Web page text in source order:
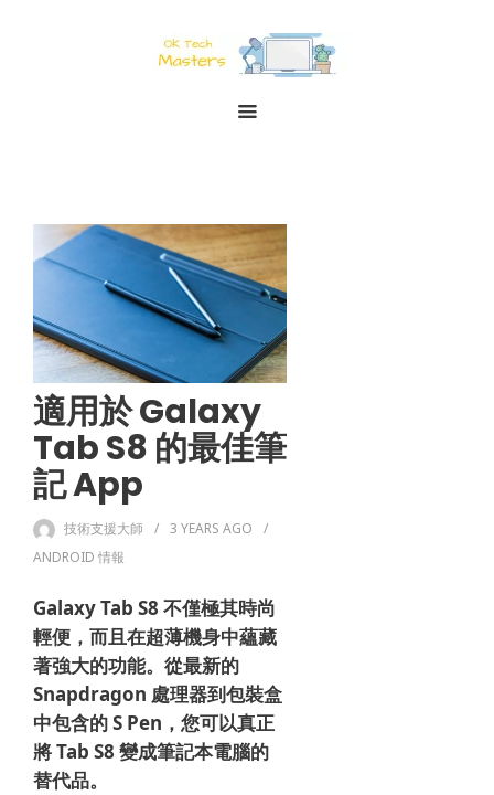
適用於 Galaxy
Tab S8 的最佳筆
記 App
技術支援大師 3 YEARS AGO
ANDROID 情報
Galaxy Tab S8 不僅極其時尚
輕便，而且在超薄機身中蘊藏
著強大的功能。 從最新的
Snapdragon 處理器到包裝盒
中包含的 S Pen，您可以真正
將 Tab S8 變成筆記本電腦的
替代品。